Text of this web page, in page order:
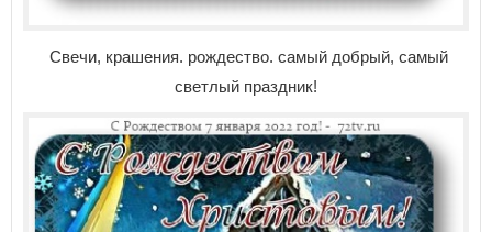
Свечи, крашения. рождество. самый добрый, самый
светлый праздник!